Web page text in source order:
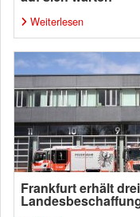
Weiterlesen
Frankfurt erhält